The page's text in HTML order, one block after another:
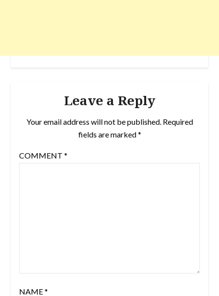
Leave a Reply
Your email address will not be published. Required
fields are marked*
COMMENT *
NAME*